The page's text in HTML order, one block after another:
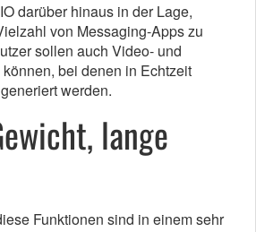
darüber hinaus in der Lage,
von Messaging-Apps zu
sollen auch Video- und
bei denen in Echtzeit
werden.
lange
Funktionen sind in einem sehr